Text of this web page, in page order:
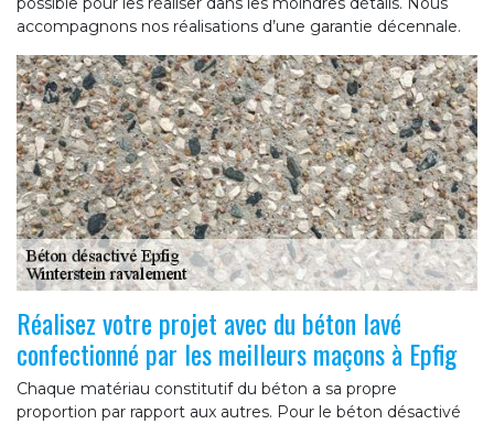
accompagnons nos réalisations d’une garantie décennale.
Réalisez votre projet avec du béton lavé
confectionné par les meilleurs maçons à Epfig
Chaque matériau constitutif du béton a sa propre
proportion par rapport aux autres. Pour le béton désactivé